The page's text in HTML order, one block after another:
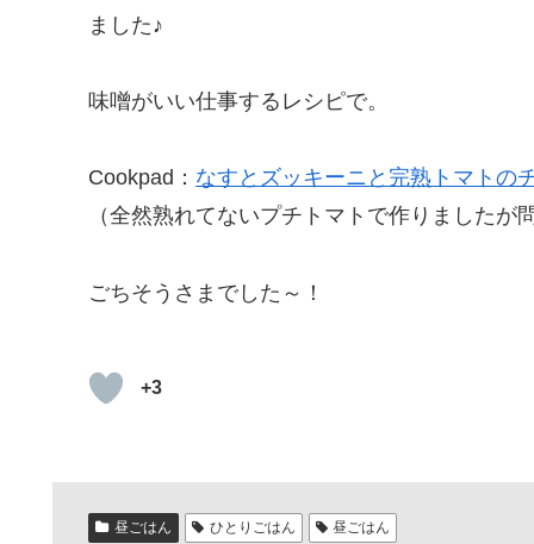
ました♪
味噌がいい仕事するレシピで。
Cookpad： なすとズッキーニと完熟トマトの
（全然熟れてないプチトマトで作りましたが
ごちそうさまでした～！
+3
昼ごはん ひとりごはん 昼ごはん